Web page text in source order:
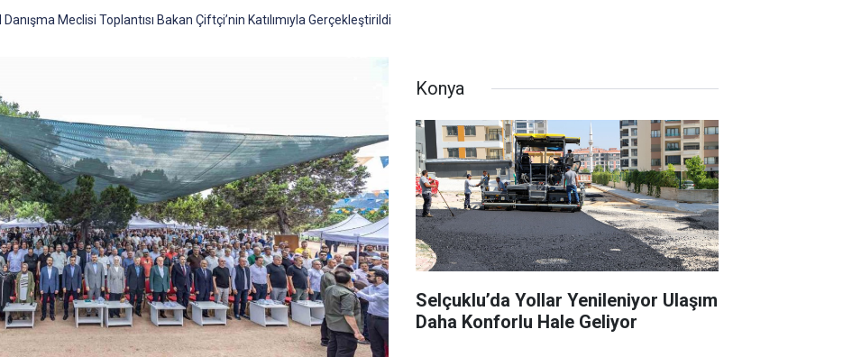
Meclisi Toplantısı Bakan Çiftçi’nin Katılımıyla Gerçekleştirildi
Konya
Selçuklu’da Yollar Yenileniyor Ulaşım
Daha Konforlu Hale Geliyor